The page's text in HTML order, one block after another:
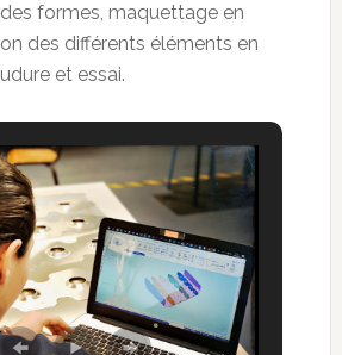
formes, maquettage en
des différents éléments en
et essai.